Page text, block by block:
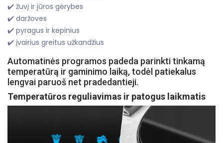
✔️ žuvį ir jūros gėrybes
✔️ daržoves
✔️ pyragus ir kepinius
✔️ įvairius greitus užkandžius
Automatinės programos padeda parinkti tinkamą
temperatūrą ir gaminimo laiką, todėl patiekalus
lengvai paruoš net pradedantieji.
Temperatūros reguliavimas ir patogus laikmatis